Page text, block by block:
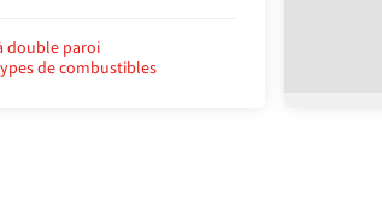
double paroi
de combustibles